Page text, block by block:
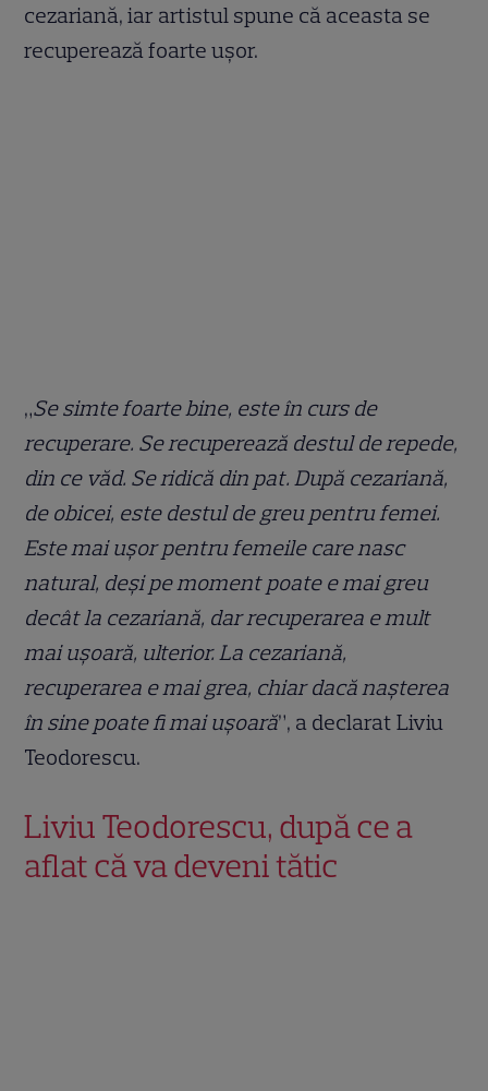
cezariană, iar artistul spune că aceasta se
recuperează foarte ușor.
„Se simte foarte bine, este în curs de
recuperare. Se recuperează destul de repede,
din ce văd. Se ridică din pat. După cezariană,
de obicei, este destul de greu pentru femei.
Este mai ușor pentru femeile care nasc
natural, deși pe moment poate e mai greu
decât la cezariană, dar recuperarea e mult
mai ușoară, ulterior. La cezariană,
recuperarea e mai grea, chiar dacă nașterea
în sine poate fi mai ușoară”, a declarat Liviu
Teodorescu.
Liviu Teodorescu, după ce a
aflat că va deveni tătic